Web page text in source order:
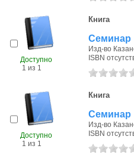
Доступно
1 из 1
Книга
Семинар
Изд-во
ISBN
Доступно
1 из 1
Книга
Семинар
Изд-во
ISBN